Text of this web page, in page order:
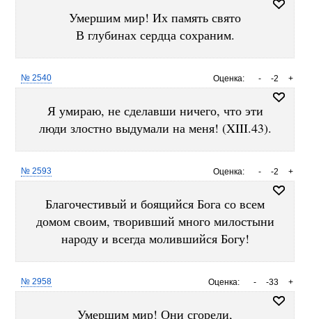
Умершим мир! Их память свято
В глубинах сердца сохраним.
Оценка: +
-2
-
№ 2540
Я умираю, не сделавши ничего, что эти
люди злостно выдумали на меня! (XIII.43).
Оценка: +
-2
-
№ 2593
Благочестивый и боящийся Бога со всем
домом своим, творивший много милостыни
народу и всегда молившийся Богу!
Оценка: +
-33
-
№ 2958
Умершим мир! Они сгорели,